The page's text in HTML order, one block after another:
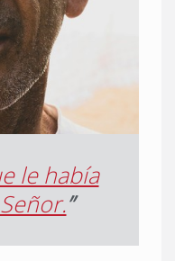
le había
”